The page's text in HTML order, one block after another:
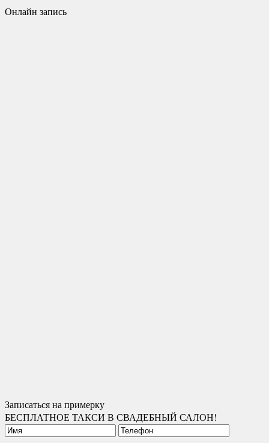
Онлайн запись
Записаться на примерку
БЕСПЛАТНОЕ ТАКСИ В СВАДЕБНЫЙ САЛОН!